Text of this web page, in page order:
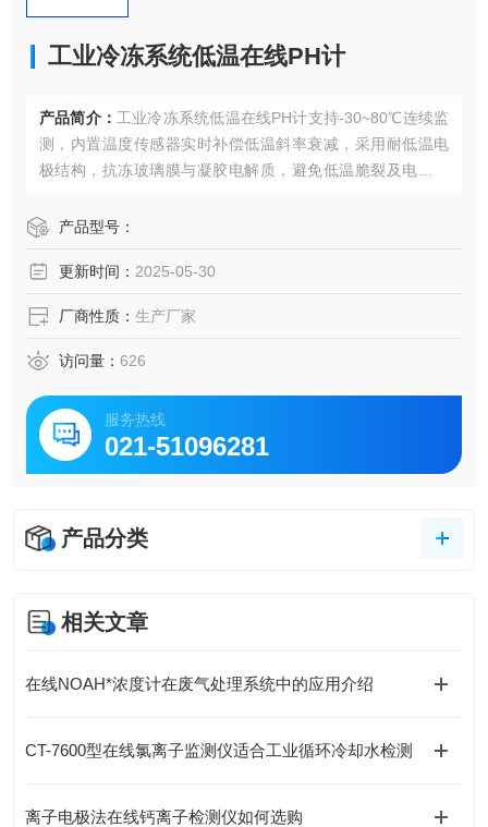
工业冷冻系统低温在线PH计
产品简介： 工业冷冻系统低温在线PH计支持-30~80℃连续监
测，内置温度传感器实时补偿低温斜率衰减，采用耐低温电
极结构，抗冻玻璃膜与凝胶电解质，避免低温脆裂及电解液
产品型号：
更新时间： 2025-05-30
厂商性质： 生产厂家
访问量： 626
服务热线
021-51096281
产品分类
相关文章
在线NOAH*浓度计在废气处理系统中的应用介绍
CT-7600型在线氯离子监测仪适合工业循环冷却水检测
离子电极法在线钙离子检测仪如何选购